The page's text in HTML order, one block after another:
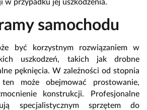
w przypadku jej uszkodzenia.
samochodu
być korzystnym rozwiązaniem w
uszkodzeń, takich jak drobne
pęknięcia. W zależności od stopnia
ten może obejmować prostowanie,
konstrukcji. Profesjonalne
specjalistycznym sprzętem do